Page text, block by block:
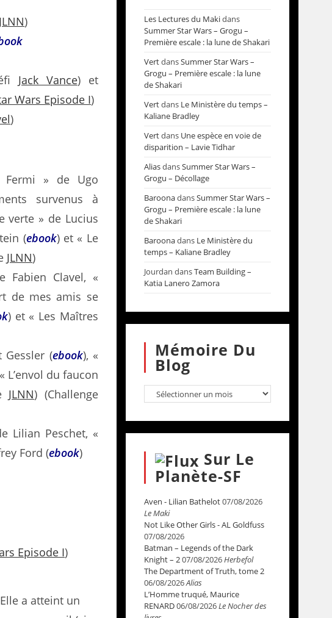
JLNN)
Jack Vance) et
Wars Episode I)
)
» de Ugo
survenus à
verte » de Lucius
(ebook) et « Le
JLNN)
Fabien Clavel, «
de mes amis se
) et « Les Maîtres
(ebook), «
L’envol du faucon
JLNN) (Challenge
Lilian Peschet, «
Ford (ebook)
Episode I)
a atteint un
Les Lectures du Makidans
Summer Star Wars – Grogu –
Première escale : la lune de Shakari
VertdansSummer Star Wars –
Grogu – Première escale : la lune
de Shakari
Vertdans Le Ministère du temps –
Kaliane Bradley
Vertdans Une espèce en voie de
disparition – Lavie Tidhar
AliasdansSummer Star Wars –
Grogu – Décollage
BaroonadansSummer Star Wars –
Grogu – Première escale : la lune
de Shakari
Baroonadans Le Ministère du
temps – Kaliane Bradley
Jourdan dansTeam Building –
Katia Lanero Zamora
Mémoire Du
Blog
Sur Le
Planète-SF
Aven - Lilian Bathelot07/08/2026
Le Maki
Not Like Other Girls - AL Goldfuss
07/08/2026
Batman – Legends of the Dark
Knight – 207/08/2026Herbefol
The Department of Truth, tome 2
06/08/2026Alias
L’Homme truqué, Maurice
RENARD06/08/2026Le Nocher des